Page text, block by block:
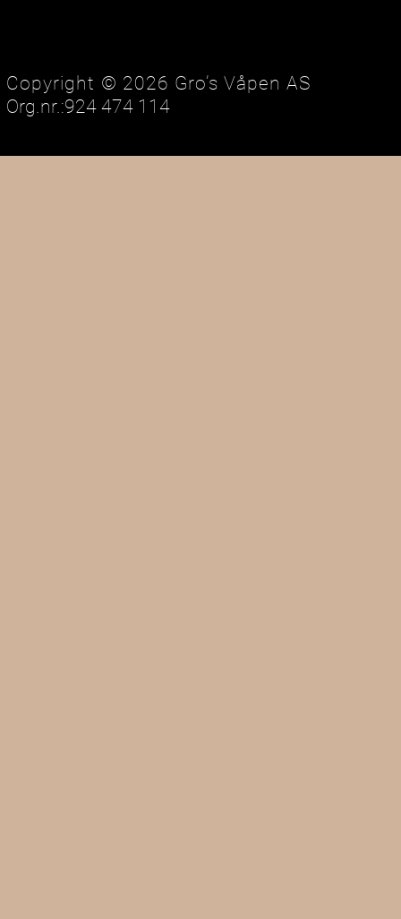
Copyright © 2026 Gro’s Våpen AS
Org.nr.:924 474 114